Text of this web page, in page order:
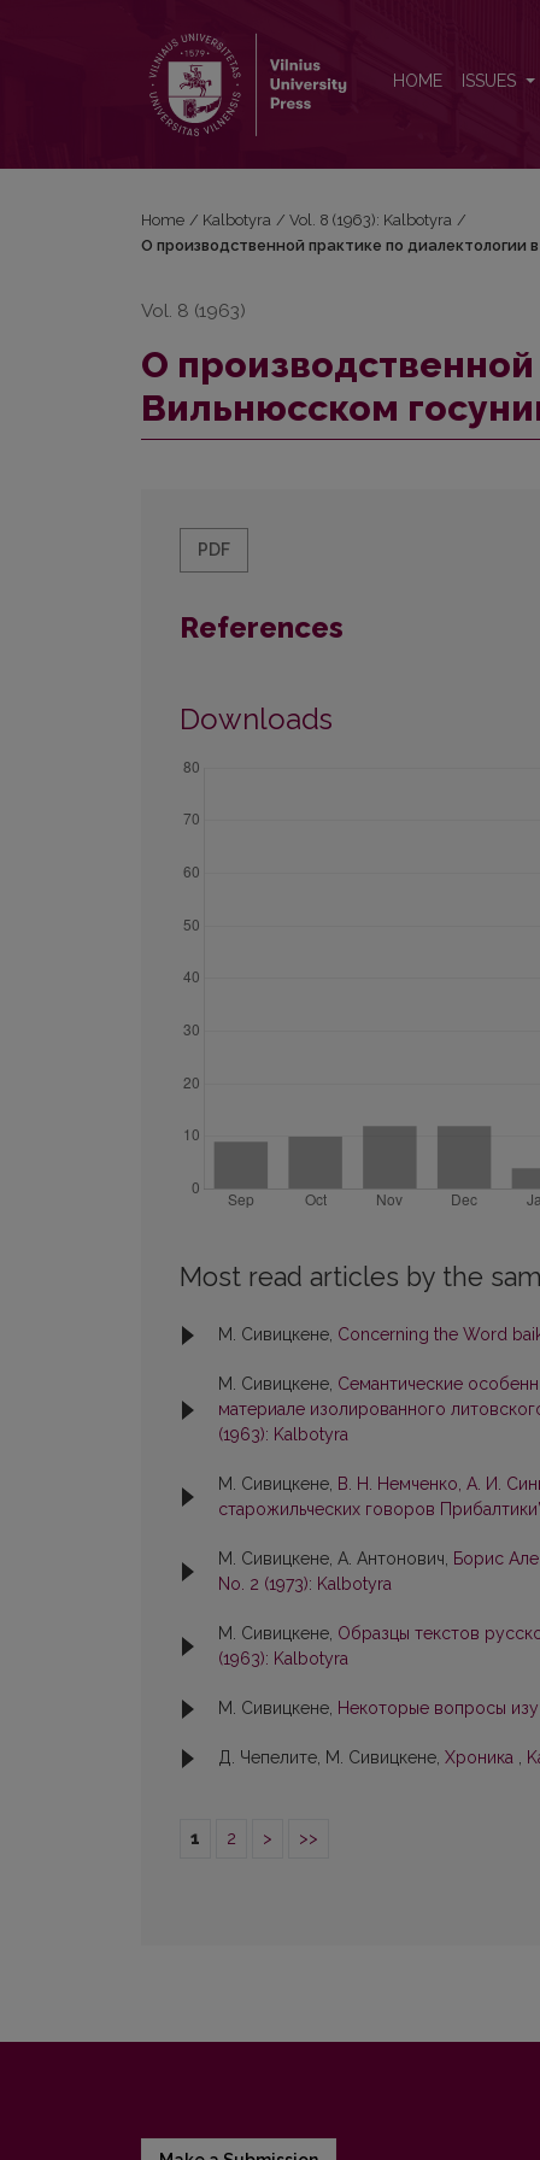
HOME ISSUES
Home / Kalbotyra / Vol. 8 (1963): Kalbotyra /
О производственной практике по диалектологии
Vol. 8 (1963)
О
Вильнюсском
PDF
References
Downloads
Most read articles by the
М. Сивицкене, Concerning the Word
М. Сивицкене, Семантические
материале изолированного
(1963): Kalbotyra
М. Сивицкене, В. Н. Немченко, А. И.
старожильческих говоров
М. Сивицкене, А. Антонович, Борис
No. 2 (1973): Kalbotyra
М. Сивицкене, Образцы тeкcтoв
(1963): Kalbotyra
М. Сивицкене, Некоторые вопросы
Д. Чепелите, М. Сивицкене, Хроника ,
1 2 > >>